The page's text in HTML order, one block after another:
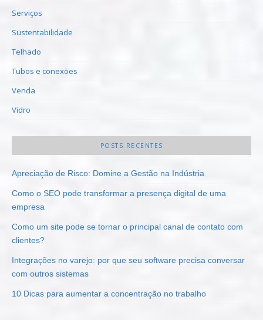
Serviços
Sustentabilidade
Telhado
Tubos e conexões
Venda
Vidro
POSTS RECENTES
Apreciação de Risco: Domine a Gestão na Indústria
Como o SEO pode transformar a presença digital de uma
empresa
Como um site pode se tornar o principal canal de contato com
clientes?
Integrações no varejo: por que seu software precisa conversar
com outros sistemas
10 Dicas para aumentar a concentração no trabalho